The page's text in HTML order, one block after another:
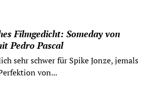
Filmgedicht: Someday von
Pedro Pascal
sehr schwer für Spike Jonze, jemals
von...